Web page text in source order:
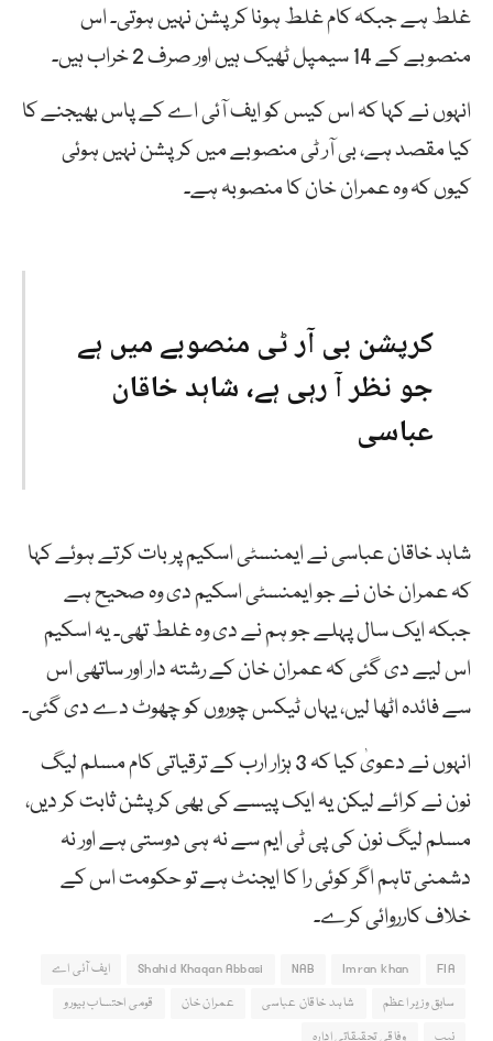
غلط ہے جبکہ کام غلط ہونا کرپشن نہیں ہوتی۔ اس
منصوبے کے 14 سیمپل ٹھیک ہیں اور صرف 2 خراب ہیں۔
انہوں نے کہا کہ اس کیس کو ایف آئی اے کے پاس بھیجنے کا
کیا مقصد ہے، بی آر ٹی منصوبے میں کرپشن نہیں ہوئی
کیوں کہ وہ عمران خان کا منصوبہ ہے۔
کرپشن بی آر ٹی منصوبے میں ہے
جو نظر آ رہی ہے، شاہد خاقان
عباسی
شاہد خاقان عباسی نے ایمنسٹی اسکیم پر بات کرتے ہوئے کہا
کہ عمران خان نے جو ایمنسٹی اسکیم دی وہ صحیح ہے
جبکہ ایک سال پہلے جو ہم نے دی وہ غلط تھی۔ یہ اسکیم
اس لیے دی گئی کہ عمران خان کے رشتہ دار اور ساتھی اس
سے فائدہ اٹھا لیں، یہاں ٹیکس چوروں کو چھوٹ دے دی گئی۔
انہوں نے دعویٰ کیا کہ 3 ہزار ارب کے ترقیاتی کام مسلم لیگ
نون نے کرائے لیکن یہ ایک پیسے کی بھی کرپشن ثابت کر دیں،
مسلم لیگ نون کی پی ٹی ایم سے نہ ہی دوستی ہے اور نہ
دشمنی تاہم اگر کوئی را کا ایجنٹ ہے تو حکومت اس کے
خلاف کارروائی کرے۔
FIA
Imran khan
NAB
Shahid Khaqan Abbasi
ایف آئی اے
سابق وزیر اعظم
شاہد خاقان عباسی عمران خان
قومی احتساب بیورو
نیب
وفاقی تحقیقاتی ادارہ